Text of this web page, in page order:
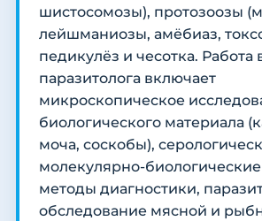
шистосомозы), протозоозы
лейшманиозы, амёбиаз,
педикулёз и чесотка. Работа
паразитолога включает
микроскопическое
биологического материала
моча, соскобы),
молекулярно-
методы диагностики,
обследование мясной и